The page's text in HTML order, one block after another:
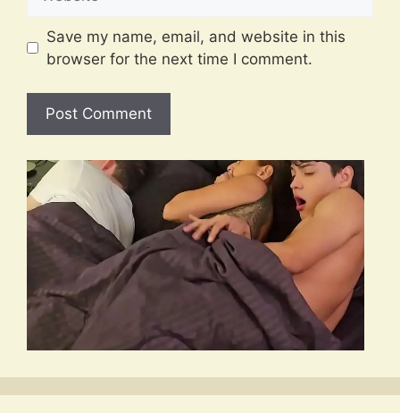
Save my name, email, and website in this
browser for the next time I comment.